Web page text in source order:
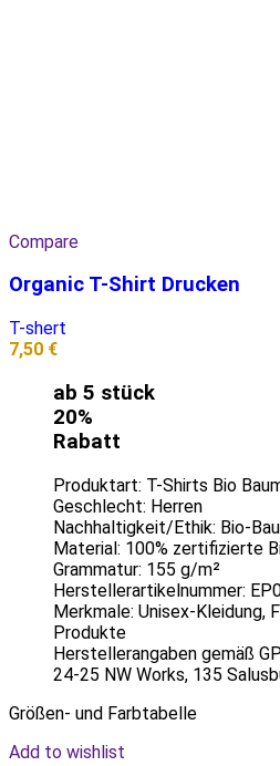
Compare
Organic T-Shirt Drucken
T-shert
7,50 €
ab 5 stück
20%
Rabatt
Produktart: T-Shirts Bio
Geschlecht: Herren
Nachhaltig­keit/Ethik: Bio-
Material: 100% zertifizierte
Grammatur: 155 g/m²
Herstellerartikelnummer:
Merkmale: Unisex-Kleidung,
Produkte
Herstellerangaben gemäß
24-25 NW Works, 135
Größen- und Farbtabelle
Add to wishlist